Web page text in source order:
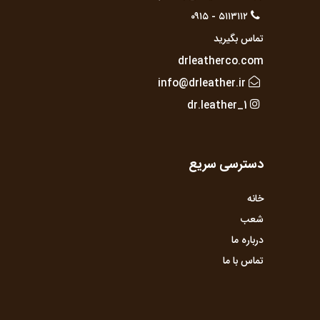
۵۱۱۳۱۱۲ - ۰۹۱۵
تماس بگیرید
drleatherco.com
info@drleather.ir
dr.leather_1
دسترسی سریع
خانه
شعب
درباره ما
تماس با ما